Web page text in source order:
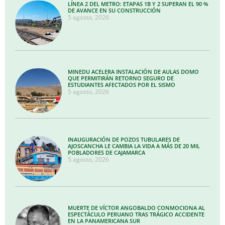
LÍNEA 2 DEL METRO: ETAPAS 1B Y 2 SUPERAN EL 90 %
DE AVANCE EN SU CONSTRUCCIÓN
5 agosto, 2026
MINEDU ACELERA INSTALACIÓN DE AULAS DOMO
QUE PERMITIRÁN RETORNO SEGURO DE
ESTUDIANTES AFECTADOS POR EL SISMO
5 agosto, 2026
INAUGURACIÓN DE POZOS TUBULARES DE
AJOSCANCHA LE CAMBIA LA VIDA A MÁS DE 20 MIL
POBLADORES DE CAJAMARCA
5 agosto, 2026
MUERTE DE VÍCTOR ANGOBALDO CONMOCIONA AL
ESPECTÁCULO PERUANO TRAS TRÁGICO ACCIDENTE
EN LA PANAMERICANA SUR